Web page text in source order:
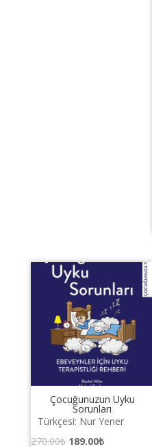
Çocuğunuzun Uyku
Sorunları
Türkçesi: Nur Yener
270.00₺ Orijinal
189.00₺Şu